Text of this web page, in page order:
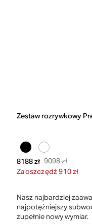
Zestaw rozrywkowy
8188 zł 9098 zł
Zaoszczędź 910 zł
Nasz najbardziej
najpotężniejszy
zupełnie nowy wymiar.